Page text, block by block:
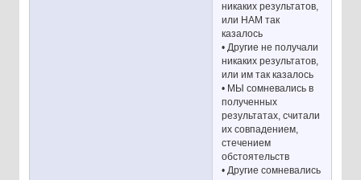
никаких результатов,
или НАМ так
казалось
• Другие не получали
никаких результатов,
или им так казалось
• МЫ сомневались в
полученных
результатах, считали
их совпадением,
стечением
обстоятельств
• Другие сомневались